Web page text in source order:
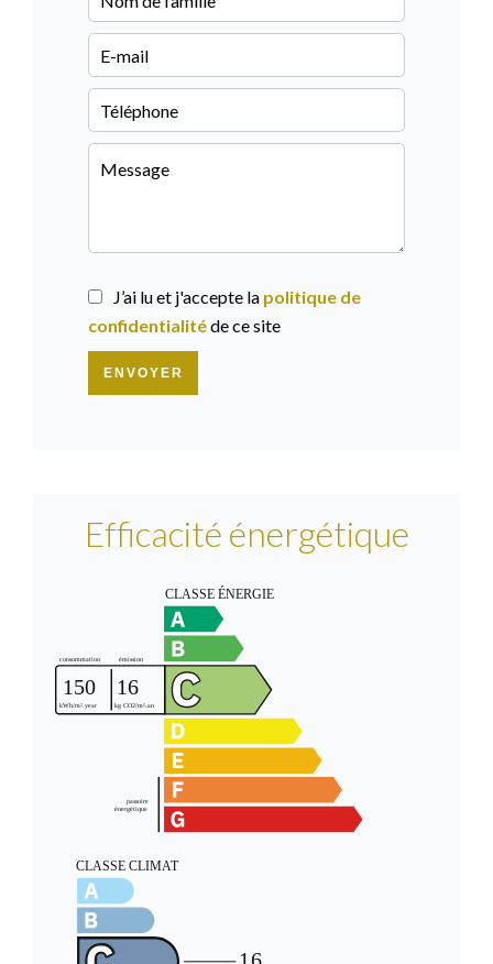
J’ai lu et j'accepte la politique de
confidentialitéde ce site
ENVOYER
Efficacité énergétique